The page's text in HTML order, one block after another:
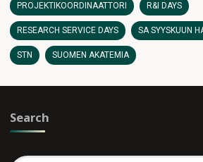
PROJEKTIKOORDINAATTORI R&I DAYS
RESEARCH SERVICE DAYS SA SYYSKUUN
STN SUOMEN AKATEMIA
Search